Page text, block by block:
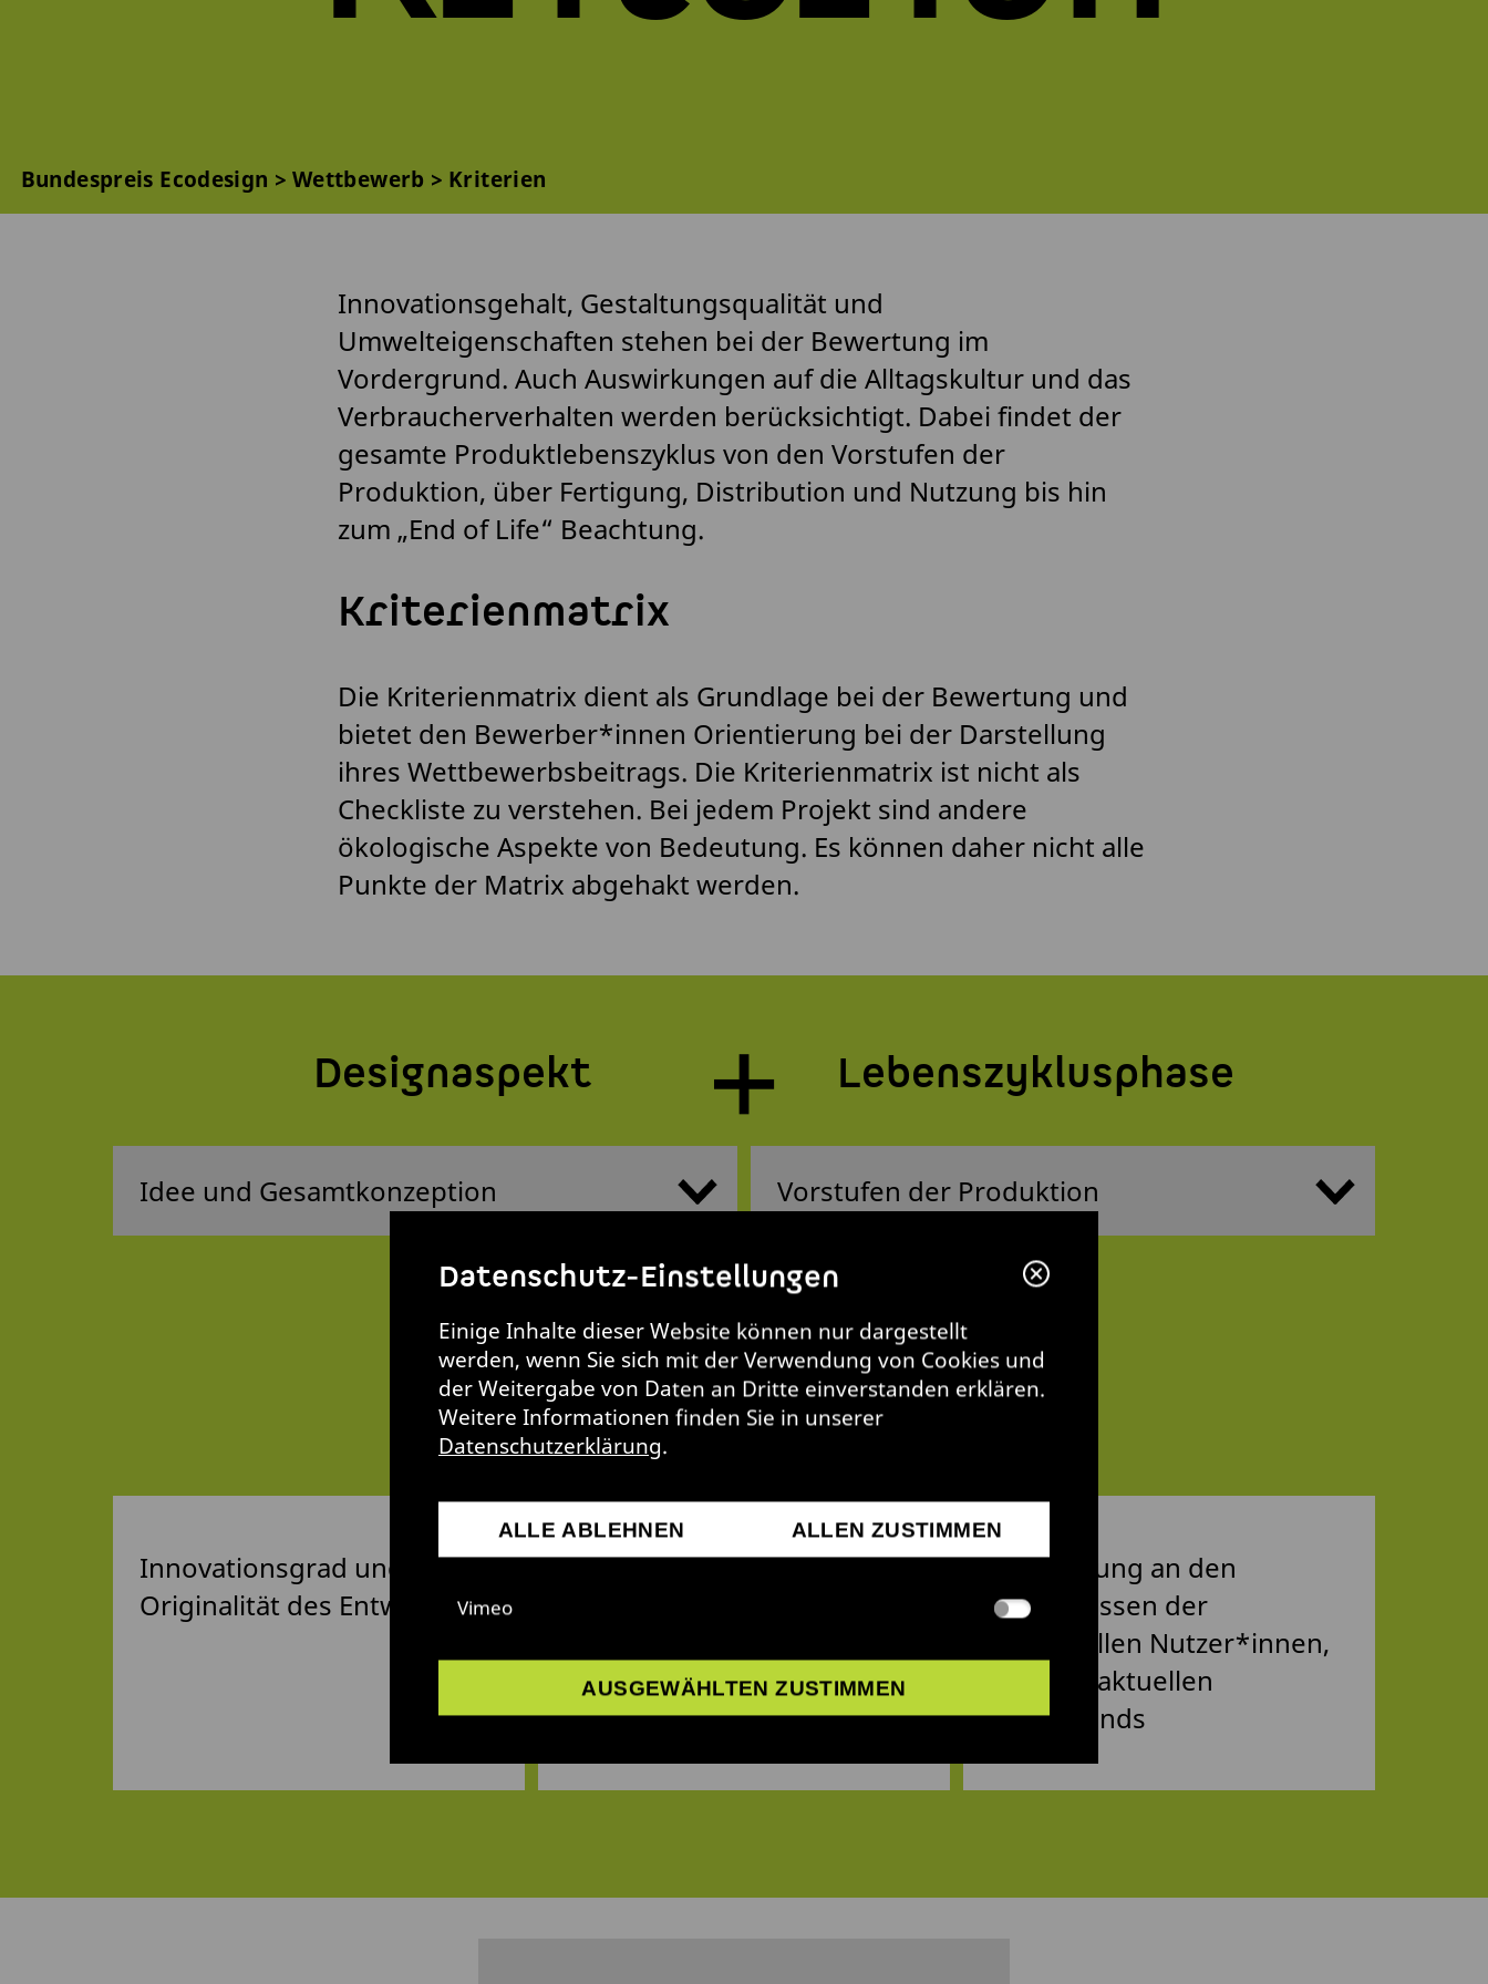
Bundespreis Ecodesign Wettbewerb Kriterien
Innovationsgehalt, Gestaltungsqualität und
Umwelteigenschaften stehen bei der Bewertung im
Vordergrund. Auch Auswirkungen auf die Alltagskultur und das
Verbraucherverhalten werden berücksichtigt. Dabei findet der
gesamte Produktlebenszyklus von den Vorstufen der
Produktion, über Fertigung, Distribution und Nutzung bis hin
zum „End of Life“ Beachtung.
Kriterienmatrix
Die Kriterienmatrix dient als Grundlage bei der Bewertung und
bietet den Bewerber*innen Orientierung bei der Darstellung
ihres Wettbewerbsbeitrags. Die Kriterienmatrix ist nicht als
Checkliste zu verstehen. Bei jedem Projekt sind andere
ökologische Aspekte von Bedeutung. Es können daher nicht alle
Punkte der Matrix abgehakt werden.
Designaspekt + Lebenszyklusphase
=
Kriterien
Innovationsgrad und
Originalität des Entwurfs
Nutzer*inneneinbindung
Ausrichtung an den
Bedürfnissen der
potentiellen Nutzer*innen,
nicht an aktuellen
Modetrends
Datenschutz-Einstellungen
Einige Inhalte dieser Website können nur dargestellt
werden, wenn Sie sich mit der Verwendung von Cookies und
der Weitergabe von Daten an Dritte einverstanden erklären.
Weitere Informationen finden Sie in unserer
Datenschutzerklärung.
ALLE ABLEHNEN ALLEN ZUSTIMMEN
Vimeo
AUSGEWÄHLTEN ZUSTIMMEN